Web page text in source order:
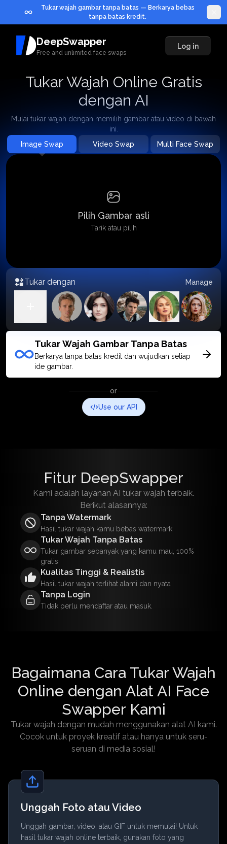
Tukar wajah gambar tanpa batas — Berkarya bebas
tanpa batas kredit.
DeepSwapper
Free and unlimited face swaps
Log in
Tukar Wajah Online Gratis
dengan AI
Mulai tukar wajah dengan memilih gambar atau video di bawah
ini.
Image Swap
Video Swap Multi Face Swap
Pilih Gambar asli
Tarik atau pilih
Tukar dengan Manage
Tukar Wajah Gambar Tanpa Batas
Berkarya tanpa batas kredit dan wujudkan setiap
ide gambar.
or
Use our API
Fitur DeepSwapper
Kami adalah layanan AI tukar wajah terbaik.
Berikut alasannya:
Tanpa Watermark
Hasil tukar wajah kamu bebas watermark
Tukar Wajah Tanpa Batas
Tukar gambar sebanyak yang kamu mau, 100%
gratis
Kualitas Tinggi & Realistis
Hasil tukar wajah terlihat alami dan nyata
Tanpa Login
Tidak perlu mendaftar atau masuk.
Bagaimana Cara Tukar Wajah
Online dengan Alat AI Face
Swapper Kami
Tukar wajah dengan mudah menggunakan alat AI kami.
Cocok untuk proyek kreatif atau hanya untuk seru-
seruan di media sosial!
Unggah Foto atau Video
Unggah gambar, video, atau GIF untuk memulai! Untuk
hasil tukar wajah online terbaik, gunakan foto yang